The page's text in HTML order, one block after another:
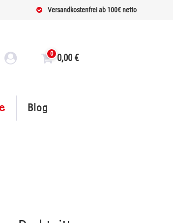
Versandkostenfrei ab 100€ netto
0 0,00 €
Blog